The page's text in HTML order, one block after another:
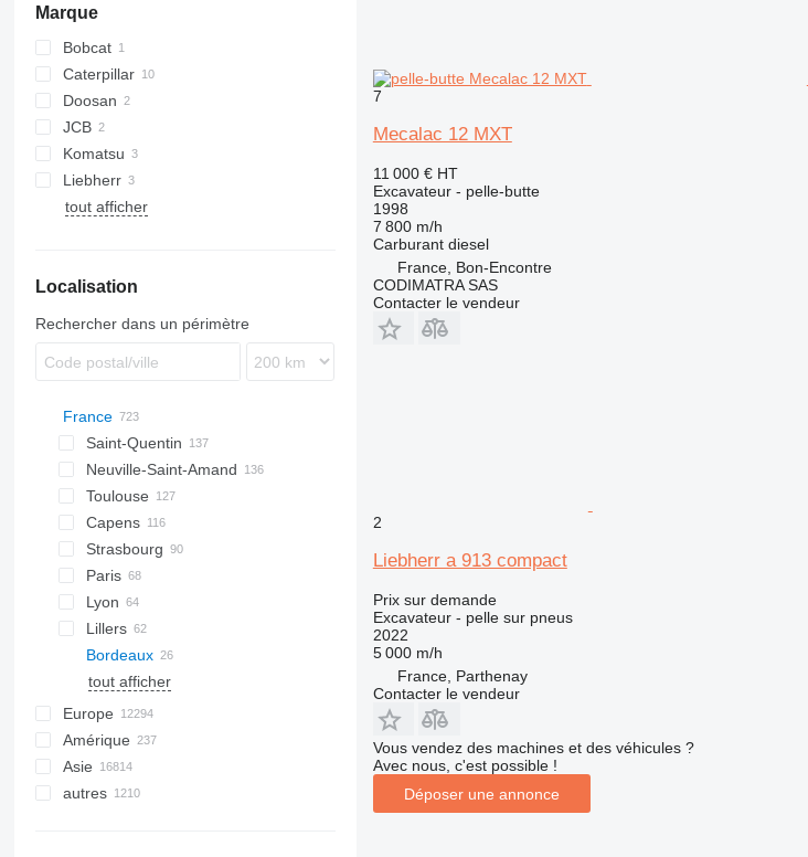
Marque
Bobcat
E series
Caterpillar
302
303
305
313
315
GC
Doosan
DX
ZX
JCB
50Z-2
JS
Komatsu
PC
U-series
Liebherr
A-series
12
ECR
SV
tout afficher
Localisation
Rechercher dans un périmètre
France
Saint-Quentin
Neuville-Saint-Amand
Toulouse
Capens
Strasbourg
Paris
Lyon
Lillers
Bordeaux
tout afficher
Europe
Pays-Bas
Allemagne
Pologne
Amérique
Mexique
États-Unis
Asie
Chine
autres
7
Mecalac 12 MXT
11 000 € HT
Excavateur - pelle-butte
1998
7 800 m/h
Carburant diesel
France, Bon-Encontre
CODIMATRA SAS
Contacter le vendeur
2
Liebherr a 913 compact
Prix sur demande
Excavateur - pelle sur pneus
2022
5 000 m/h
France, Parthenay
Contacter le vendeur
Vous vendez des machines et des véhicules ?
Avec nous, c'est possible !
Déposer une annonce